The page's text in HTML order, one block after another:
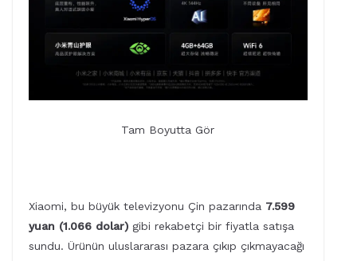
Tam Boyutta Gör
Xiaomi, bu büyük televizyonu Çin pazarında 7.599
yuan (1.066 dolar) gibi rekabetçi bir fiyatla satışa
sundu. Ürünün uluslararası pazara çıkıp çıkmayacağı